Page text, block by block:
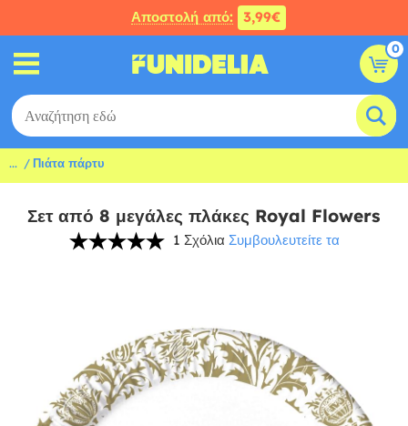
Αποστολή από: 3,99€
0
... Πιάτα πάρτυ
Σετ από 8 μεγάλες πλάκες Royal Flowers
1 Σχόλια Συμβουλευτείτε τα